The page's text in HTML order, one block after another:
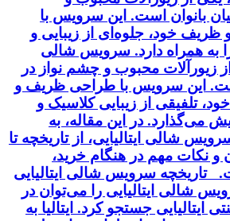
بانوان است. این سرویس با
خود، جلوه‌ای از زیبایی و
به همراه دارد. سرویس شالی
از زیورآلات محبوب و چشم نواز در
این سرویس با طراحی ظریف و
تلفیقی از زیبایی کلاسیک و
می‌گذارد. در این مقاله، به
شالی ایتالیایی، از تاریخچه تا
و نکات مهم در هنگام خرید،
تاریخچه سرویس شالی ایتالیایی
شالی ایتالیایی را می‌توان در
جستجو کرد. ایتالیا به